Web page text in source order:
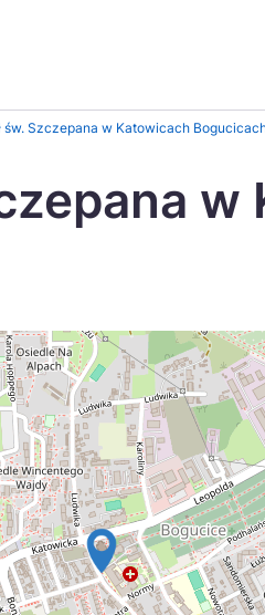
Uzdrowiska
św. Szczepana w Katowicach